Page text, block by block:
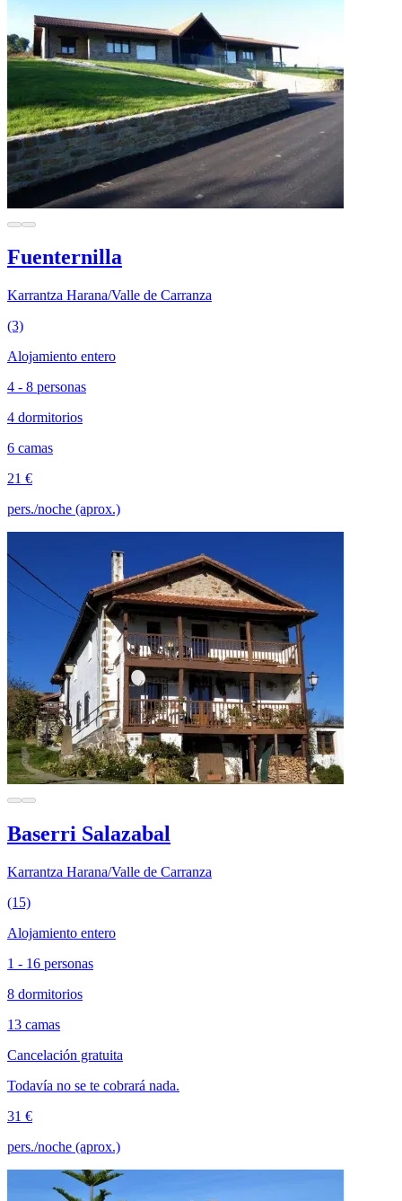
Fuenternilla
Karrantza Harana/Valle de Carranza
(3)
Alojamiento entero
4 - 8 personas
4 dormitorios
6 camas
21 €
pers./noche (aprox.)
Baserri Salazabal
Karrantza Harana/Valle de Carranza
(15)
Alojamiento entero
1 - 16 personas
8 dormitorios
13 camas
Cancelación gratuita
Todavía no se te cobrará nada.
31 €
pers./noche (aprox.)